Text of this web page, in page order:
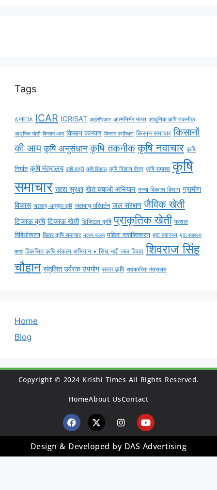
Tags
APEDA ICAR ICRISAT आईसीएआर आत्मनिर्भर भारत आधुनिक कृषि तकनीक
आधुनिक खेती किसान आय किसान कल्याण किसान प्रशिक्षण किसान समाचार किसानों
की आय कृषि अनुसंधान कृषि तकनीक कृषि नवाचार कृषि
निर्यात कृषि मंत्रालय कृषि मंत्री कृषि विकास कृषि विज्ञान केंद्र कृषि समाचर कृषि
समाचार खाद्य सुरक्षा खेत बचाओ अभियान गन्ना विकास विभाग ग्रामीण
विकास जलवायु-अनुकूल कृषि जलवायु परिवर्तन जल संरक्षण जैविक खेती
टिकाऊ कृषि टिकाऊ खेती डिजिटल कृषि प्राकृतिक खेती फसल
विविधीकरण बिहार कृषि समाचार मत्स्य पालन महिला सशक्तिकरण मृदा स्वास्थ्य मृदा स्वास्थ्य
कार्ड विकसित कृषि संकल्प अभियान • सिंधु नदी जल विवाद शिवराज सिंह
चौहान संतुलित उर्वरक उपयोग सतत कृषि सहकारिता मंत्रालय
Home
Blog
Copyright © 2024 Krishi Times All Rights Reserved.
HomeAbout UsContact
Design & Developed by DAS Advertising